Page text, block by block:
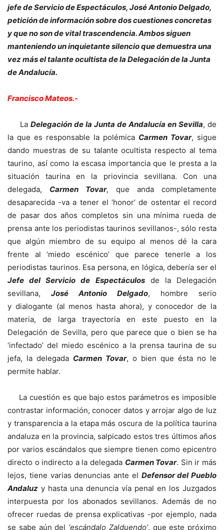
jefe de Servicio de Espectáculos, José Antonio Delgado,
petición de información sobre dos cuestiones concretas
y que no son de vital trascendencia. Ambos siguen
manteniendo un inquietante silencio que demuestra una
vez más el talante ocultista de la Delegación de la Junta
de Andalucía.
Francisco Mateos.-
La Delegación de la Junta de Andalucía en Sevilla, de
la que es responsable la polémica Carmen Tovar, sigue
dando muestras de su talante ocultista respecto al tema
taurino, así como la escasa importancia que le presta a la
situación taurina en la priovincia sevillana. Con una
delegada, Carmen Tovar, que anda completamente
desaparecida -va a tener el ‘honor’ de ostentar el record
de pasar dos años completos sin una mínima rueda de
prensa ante los periodistas taurinos sevillanos-, sólo resta
que algún miembro de su equipo al menos dé la cara
frente al ‘miedo escénico’ que parece tenerle a los
periodistas taurinos. Esa persona, en lógica, debería ser el
Jefe del Servicio de Espectáculosde la Delegación
sevillana, José Antonio Delgado, hombre serio
y dialogante (al menos hasta ahora), y conocedor de la
materia, de larga trayectoria en este puesto en la
Delegación de Sevilla, pero que parece que o bien se ha
‘infectado’ del miedo escénico a la prensa taurina de su
jefa, la delegada Carmen Tovar, o bien que ésta no le
permite hablar.
La cuestión es que bajo estos parámetros es imposible
contrastar información, conocer datos y arrojar algo de luz
y transparencia a la etapa más oscura de la política taurina
andaluza en la provincia, salpicado estos tres últimos años
por varios escándalos que siempre tienen como epicentro
directo o indirecto a la delegada Carmen Tovar. Sin ir más
lejos, tiene varias denuncias ante el Defensor del Pueblo
Andaluz y hasta una denuncia vía penal en los Juzgados
interpuesta por los abonados sevillanos. Además de no
ofrecer ruedas de prensa explicativas -por ejemplo, nada
se sabe aún del ‘escándalo Zalduendo’, que este próximo